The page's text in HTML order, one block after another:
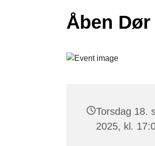
Åben Dør
Torsdag 18.
2025, kl.